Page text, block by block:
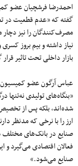
احمدرضا فرشچیان عضو
گفته که «عدم قطعیت در
مصرف‌کنندگان را نیز
نیاز داشته و بیم بروز
بازار داخلی تحت تاثیر
عباس آرگون عضو کمیسیون
«بنگاه‌های تولیدی نه‌تنها
شده‌اند، بلکه پس از
ارز را با نرخی که مدنظر
صنایع در بانک‌های مختلف
فعالان اقتصادی می‌گیرد و
صنایع می‌‌شود.»